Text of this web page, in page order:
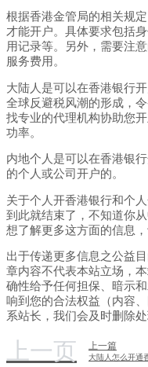
根据香港金管局的相关规
才能开户。具体要求包括
用记录等。另外，需要注
服务费用。
大陆人是可以在香港银行
全球反避税风潮的形成，
找专业的代理机构协助您
功率。
内地个人是可以在香港银
的个人或公司开户的。
关于个人开香港银行和个
到此就结束了，不知道你
想了解更多这方面的信息，
出于传递更多信息之公益
章内容不代表本站立场，
确性给予任何担保、暗示
响到您的合法权益（内容
系站长，我们会及时删除处
上一页 上一篇